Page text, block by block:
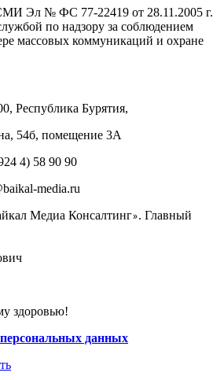
Эл № ФС 77-22419 от 28.11.2005 г.
по надзору за соблюдением
массовых коммуникаций и охране
Республика Бурятия,
54б, помещение 3А
4) 58 90 90
media.ru
Медиа Консалтинг». Главный
здоровью!
данных